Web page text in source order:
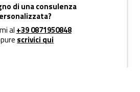
di una consulenza
al +39 0871950848
scrivici qui